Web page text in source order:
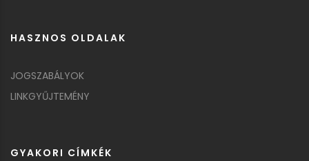
HASZNOS OLDALAK
JOGSZABÁLYOK
LINKGYŰJTEMÉNY
GYAKORI CÍMKÉK